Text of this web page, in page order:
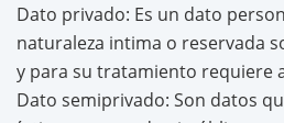
Dato privado: Es un dato
naturaleza intima o reservada
y para su tratamiento requiere
Dato semiprivado: Son datos